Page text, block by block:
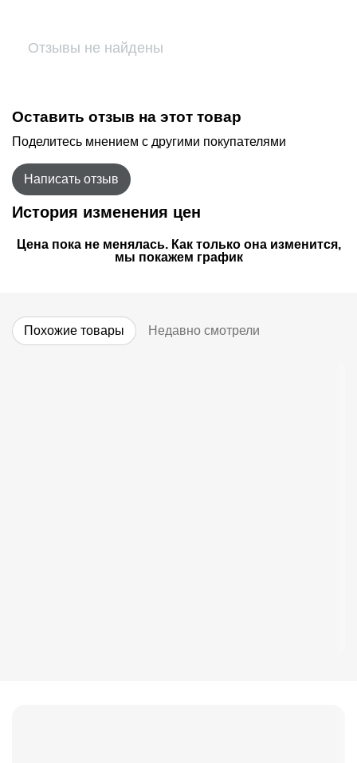
Отзывы не найдены
Оставить отзыв на этот товар
Поделитесь мнением с другими покупателями
Написать отзыв
История изменения цен
Цена пока не менялась. Как только она изменится,
мы покажем график
Похожие товары Недавно смотрели